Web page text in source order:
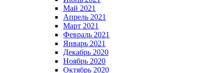
Май 2021
Апрель 2021
Март 2021
Февраль 2021
Январь 2021
Декабрь 2020
Ноябрь 2020
Октябрь 2020